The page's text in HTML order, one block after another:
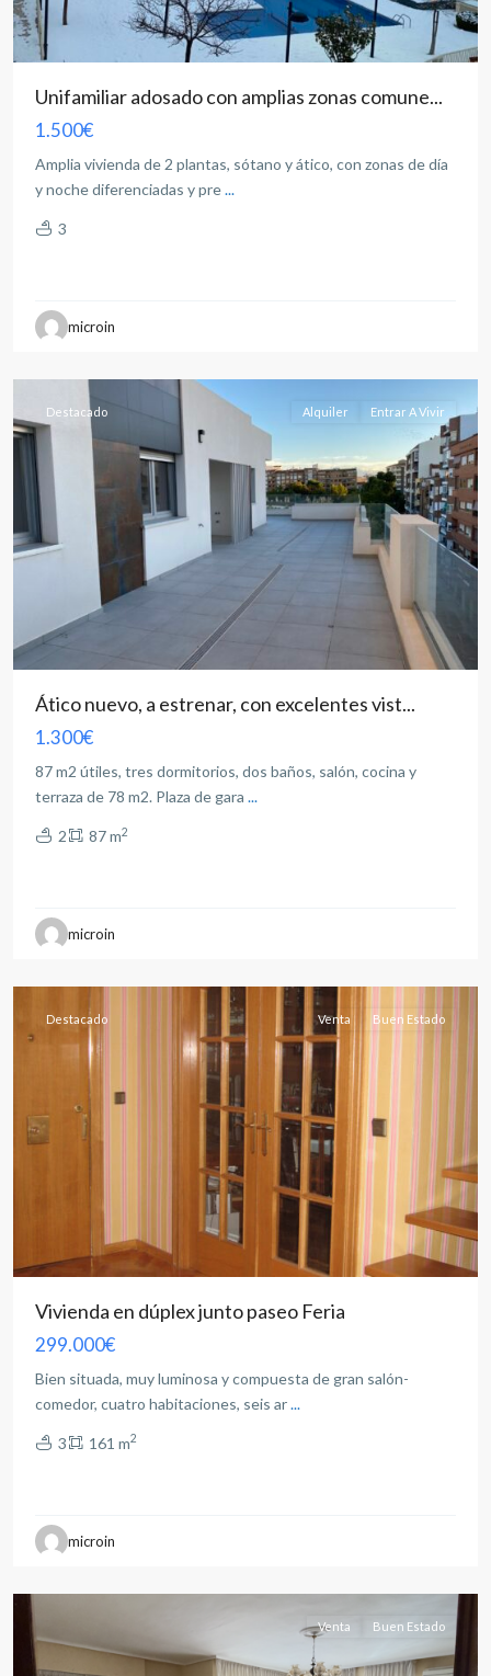
Unifamiliar adosado con amplias zonas comune...
1.500€
Amplia vivienda de 2 plantas, sótano y ático, con zonas de día
y noche diferenciadas y pre...
3
microin
Feria
Albacete
Destacado Alquiler Entrar A Vivir
Ático nuevo, a estrenar, con excelentes vist...
1.300€
87 m2 útiles, tres dormitorios, dos baños, salón, cocina y
terraza de 78 m2. Plaza de gara ...
2 87 m2
microin
Feria
Albacete
Destacado Venta Buen Estado
Vivienda en dúplex junto paseo Feria
299.000€
Bien situada, muy luminosa y compuesta de gran salón-
comedor, cuatro habitaciones, seis ar...
3 161 m2
microin
Feria
Albacete
Venta Buen Estado